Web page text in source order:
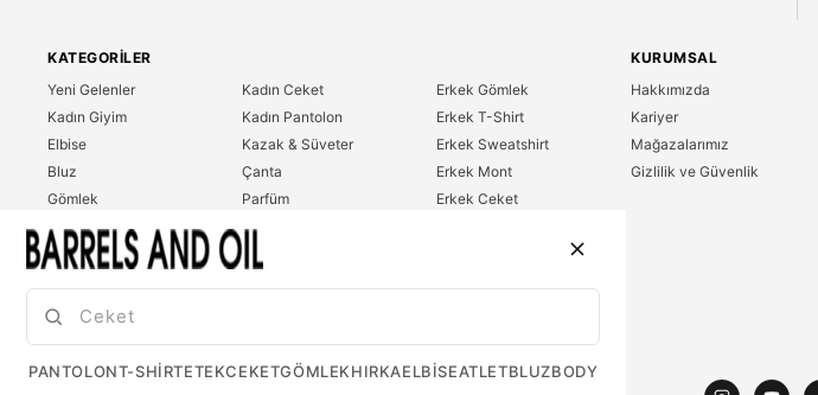
KATEGORILER
Yeni Gelenler
Kadın Giyim
Elbise
Bluz
Gömlek
T-Shirt
Sweatshirt
Kadın Ceket
Kadın Pantolon
Kazak & Süveter
Çanta
Parfüm
Erkek Giyim
Erkek Gömlek
Erkek T-Shirt
Erkek Sweatshirt
Erkek Mont
Erkek Ceket
KURUMSAL
Hakkımızda
Kariyer
Mağazalarımız
Gizlilik ve Güvenlik
PANTOLONT-SHIRTETEKCEKETGÖMLEKHIRKAELBISEATLETBLUZBODY